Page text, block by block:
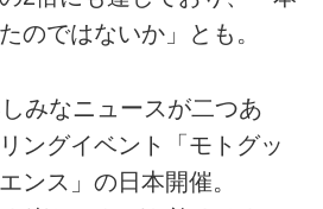
のではないか」とも。
みなニュースが二つあ
ングイベント「モトグッ
ンス」の日本開催。